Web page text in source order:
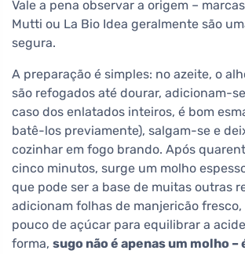
Vale a pena observar a origem –
Mutti ou La Bio Idea geralmente são
segura.
A preparação é simples: no azeite, o
são refogados até dourar, adicionam-
caso dos enlatados inteiros, é bom
batê-los previamente), salgam-se e
cozinhar em fogo brando. Após
cinco minutos, surge um molho
que pode ser a base de muitas outras
adicionam folhas de manjericão
pouco de açúcar para equilibrar a
forma, sugo não é apenas um molho